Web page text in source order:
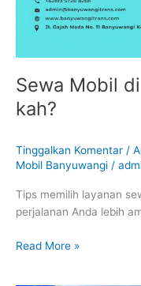
Sewa Mobil
kah?
Tinggalkan Komentar /
Mobil Banyuwangi /
Tips memilih layanan
perjalanan Anda lebih
Read More »